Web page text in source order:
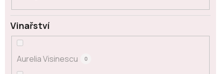
Vinařství
Aurelia Visinescu 0